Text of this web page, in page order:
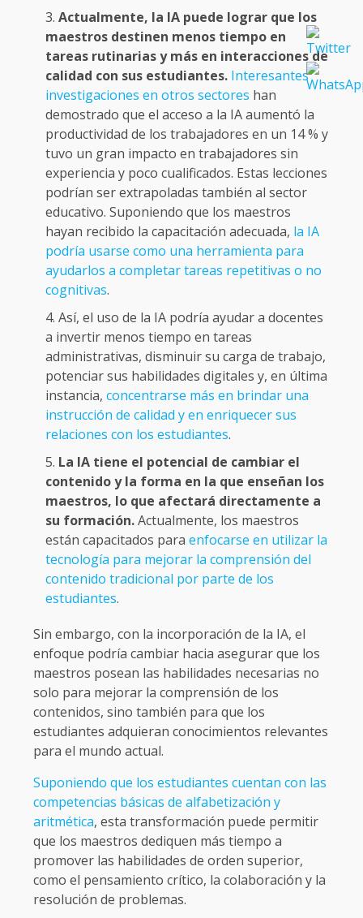
Actualmente, la IA puede lograr que los
maestros destinen menos tiempo en
tareas rutinarias y más en interacciones de
calidad con sus estudiantes. Interesantes
investigaciones en otros sectores han
demostrado que el acceso a la IA aumentó la
productividad de los trabajadores en un 14 % y
tuvo un gran impacto en trabajadores sin
experiencia y poco cualificados. Estas lecciones
podrían ser extrapoladas también al sector
educativo. Suponiendo que los maestros
hayan recibido la capacitación adecuada, la IA
podría usarse como una herramienta para
ayudarlos a completar tareas repetitivas o no
cognitivas.
Así, el uso de la IA podría ayudar a docentes
a invertir menos tiempo en tareas
administrativas, disminuir su carga de trabajo,
potenciar sus habilidades digitales y, en última
instancia, concentrarse más en brindar una
instrucción de calidad y en enriquecer sus
relaciones con los estudiantes.
La IA tiene el potencial de cambiar el
contenido y la forma en la que enseñan los
maestros, lo que afectará directamente a
su formación.Actualmente, los maestros
están capacitados para enfocarse en utilizar la
tecnología para mejorar la comprensión del
contenido tradicional por parte de los
estudiantes.
Sin embargo, con la incorporación de la IA, el
enfoque podría cambiar hacia asegurar que los
maestros posean las habilidades necesarias no
solo para mejorar la comprensión de los
contenidos, sino también para que los
estudiantes adquieran conocimientos relevantes
para el mundo actual.
Suponiendo que los estudiantes cuentan con las
competencias básicas de alfabetización y
aritmética, esta transformación puede permitir
que los maestros dediquen más tiempo a
promover las habilidades de orden superior,
como el pensamiento crítico, la colaboración y la
resolución de problemas.